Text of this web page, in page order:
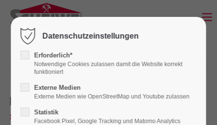
Login
Benutzername
Passwort
22.09.2025 08:00
Dachdämmung– Energie
sparen & Wohnklima verbessern
Datenschutzeinstellungen
Erforderlich*
Notwendige Cookies zulassen damit die Website korrekt
funktioniert
Externe Medien
Externe Medien wie OpenStreetMap und Youtube zulassen
Statistik
Facebook Pixel, Google Tracking und Matomo Analytics